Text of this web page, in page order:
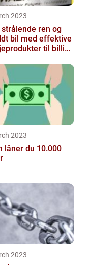
2023
strålende ren og
bil med effektive
til billige
2023
låner du 10.000
2023